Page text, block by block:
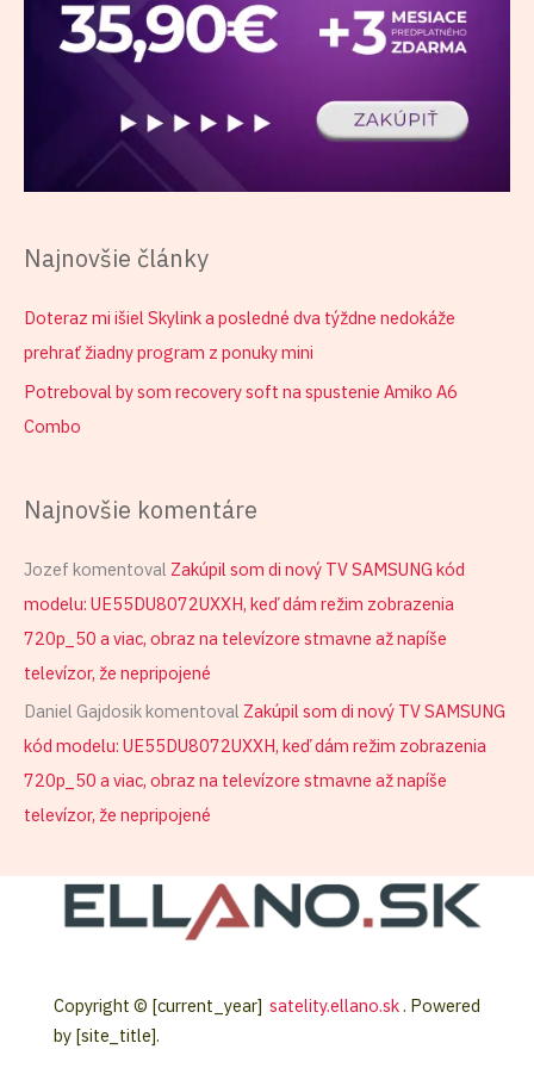
Najnovšie články
Doteraz mi išiel Skylink a posledné dva týždne nedokáže
prehrať žiadny program z ponuky mini
Potreboval by som recovery soft na spustenie Amiko A6
Combo
Najnovšie komentáre
Jozef komentoval Zakúpil som di nový TV SAMSUNG kód
modelu: UE55DU8072UXXH, keď dám režim zobrazenia
720p_50 a viac, obraz na televízore stmavne až napíše
televízor, že nepripojené
Daniel Gajdosikkomentoval Zakúpil som di nový TV SAMSUNG
kód modelu: UE55DU8072UXXH, keď dám režim zobrazenia
720p_50 a viac, obraz na televízore stmavne až napíše
televízor, že nepripojené
Copyright © [current_year] satelity.ellano.sk. Powered
by [site_title].